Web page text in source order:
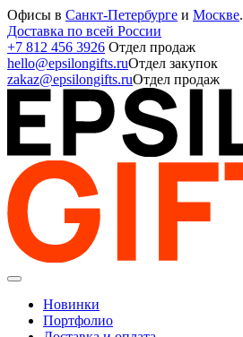
Офисы в Санкт-Петербурге и Москве.
Доставка по всей России
+7 812 456 3926 Отдел продаж
hello@epsilongifts.ruОтдел закупок
zakaz@epsilongifts.ruОтдел продаж
Новинки
Портфолио